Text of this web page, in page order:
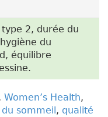
2, durée du
du
équilibre
Women’s Health,
sommeil, qualité